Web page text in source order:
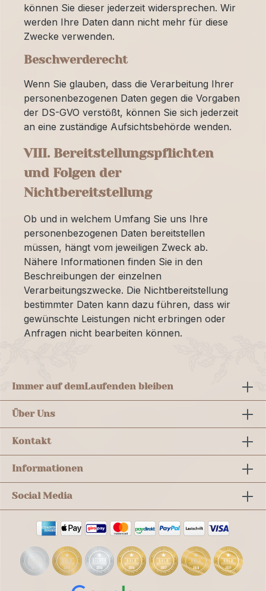
können Sie dieser jederzeit widersprechen. Wir
werden Ihre Daten dann nicht mehr für diese
Zwecke verwenden.
Beschwerderecht
Wenn Sie glauben, dass die Verarbeitung Ihrer
personenbezogenen Daten gegen die Vorgaben
der DS-GVO verstößt, können Sie sich jederzeit
an eine zuständige Aufsichtsbehörde wenden.
VIII. Bereitstellungspflichten
und Folgen der
Nichtbereitstellung
Ob und in welchem Umfang Sie uns Ihre
personenbezogenen Daten bereitstellen
müssen, hängt vom jeweiligen Zweck ab.
Nähere Informationen finden Sie in den
Beschreibungen der einzelnen
Verarbeitungszwecke. Die Nichtbereitstellung
bestimmter Daten kann dazu führen, dass wir
gewünschte Leistungen nicht erbringen oder
Anfragen nicht bearbeiten können.
Immer auf demLaufenden bleiben
Über Uns
Kontakt
Informationen
Social Media